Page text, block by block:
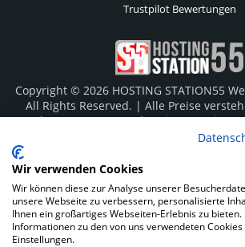
Trustpilot Bewertungen
Copyright © 2026 HOSTING STATION55
All Rights Reserved. | Alle Preise
Mehrwertsteuer von derzeit 19%. Die
sind Monatsgebühren und für die
Behörden und Öffentlichen Dienst auf
Tarifen möglich.
Logos und Markenzeichen sind
Hersteller. Irrtümer
Wir verwenden Cookies
Wir können diese zur Analyse unserer
unsere Webseite zu verbessern, personalisierte
Ihnen ein großartiges Webseiten-Erlebnis zu bieten.
Informationen zu den von uns verwendeten
Einstellungen.